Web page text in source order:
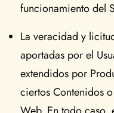
funcionamiento del
La veracidad y
aportadas por el
extendidos por
ciertos Contenidos